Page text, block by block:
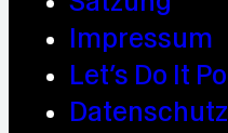
Impressum
Let’s Do It